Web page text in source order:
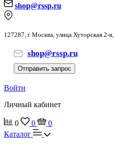
shop@rssp.ru
127287, г. Москва, улица Хуторская 2-
shop@rssp.ru
Отправить запрос
Войти
Личный кабинет
0 0
0
Каталог